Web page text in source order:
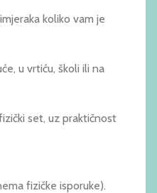
koliko vam je
u vrtiću, školi ili na
set, uz praktičnost
fizičke isporuke).